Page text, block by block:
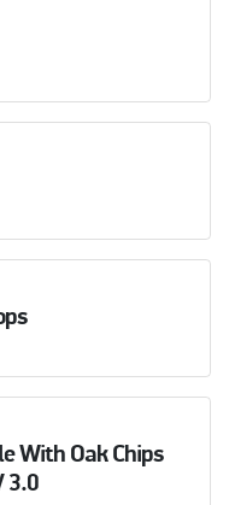
With Oak Chips
3.0